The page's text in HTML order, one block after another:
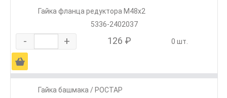
Гайка фланца редуктора М48х2
5336-2402037
- + 126 ₽ 0 шт.
Ä
Гайка башмака / РОСТАР